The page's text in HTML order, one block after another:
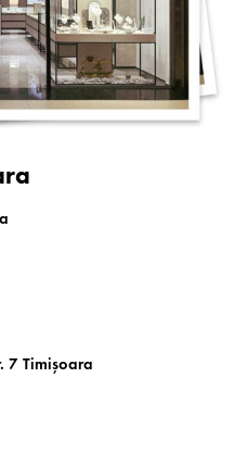
7 Timișoara